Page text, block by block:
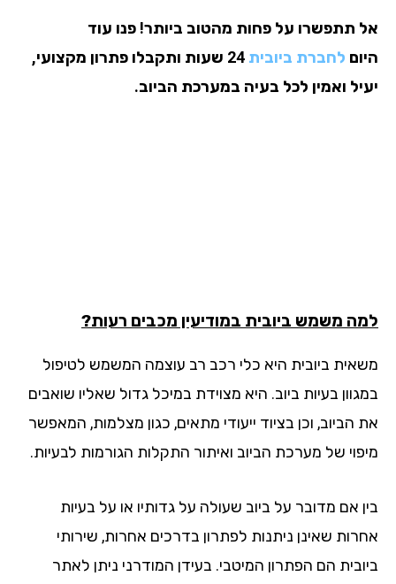
תתפשרו על פחות מהטוב ביותר! פנו עוד
לחברת ביובית
24 שעות ותקבלו פתרון מקצועי,
ואמין לכל בעיה במערכת הביוב.
משמש ביובית במודיעין מכבים רעות?
ביובית היא כלי רכב רב עוצמה המשמש לטיפול
בעיות ביוב. היא מצוידת במיכל גדול שאליו שואבים
הביוב, וכן בציוד ייעודי מתאים, כגון מצלמות, המאפשר
של מערכת הביוב ואיתור התקלות הגורמות לבעיות.
אם מדובר על ביוב שעולה על גדותיו או על בעיות
שאינן ניתנות לפתרון בדרכים אחרות, שירותי
הם הפתרון המיטבי. בעידן המודרני ניתן לאתר